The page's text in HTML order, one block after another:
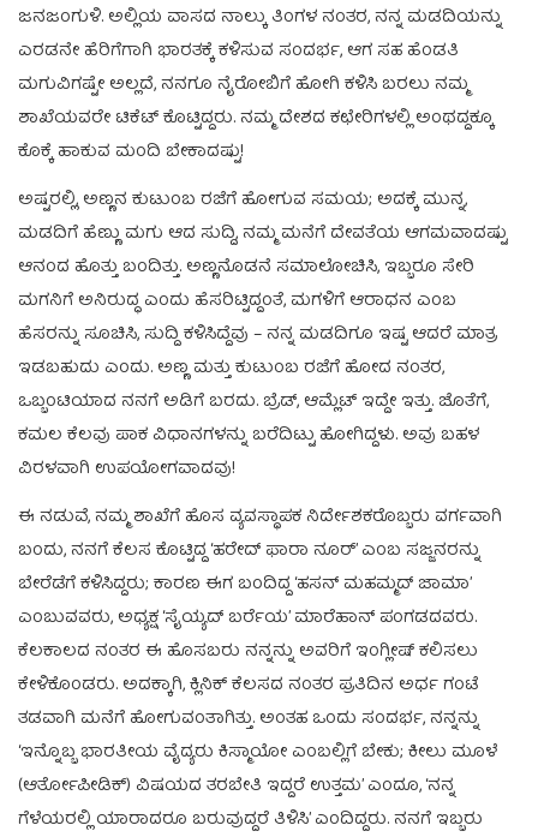
ಜನಜಂಗುಳಿ. ಅಲ್ಲಿಯ ವಾಸದ ನಾಲ್ಕು ತಿಂಗಳ ನಂತರ, ನನ್ನ ಮಡದಿಯನ್ನು
ಎರಡನೇ ಹೆರಿಗೆಗಾಗಿ ಭಾರತಕ್ಕೆ ಕಳಿಸುವ ಸಂದರ್ಭ, ಆಗ ಸಹ ಹೆಂಡತಿ
ಮಗುವಿಗಷ್ಟೇ ಅಲ್ಲದೆ, ನನಗೂ ನೈರೋಬಿಗೆ ಹೋಗಿ ಕಳಿಸಿ ಬರಲು ನಮ್ಮ
ಶಾಖೆಯವರೇ ಟಿಕೆಟ್ ಕೊಟ್ಟಿದ್ದರು. ನಮ್ಮ ದೇಶದ ಕಛೇರಿಗಳಲ್ಲಿ ಅಂಥದ್ದಕ್ಕೂ
ಕೊಕ್ಕೆ ಹಾಕುವ ಮಂದಿ ಬೇಕಾದಷ್ಟು!
ಅಷ್ಟರಲ್ಲಿ, ಅಣ್ಣನ ಕುಟುಂಬ ರಜೆಗೆ ಹೋಗುವ ಸಮಯ; ಅದಕ್ಕೆ ಮುನ್ನ,
ಮಡದಿಗೆ ಹೆಣ್ಣು ಮಗು ಆದ ಸುದ್ದಿ, ನಮ್ಮ ಮನೆಗೆ ದೇವತೆಯ ಆಗಮವಾದಷ್ಟು
ಆನಂದ ಹೊತ್ತು ಬಂದಿತ್ತು. ಅಣ್ಣನೊಡನೆ ಸಮಾಲೋಚಿಸಿ, ಇಬ್ಬರೂ ಸೇರಿ
ಮಗನಿಗೆ ಅನಿರುದ್ಧ ಎಂದು ಹೆಸರಿಟ್ಟಿದ್ದಂತೆ, ಮಗಳಿಗೆ ಆರಾಧನ ಎಂಬ
ಹೆಸರನ್ನು ಸೂಚಿಸಿ, ಸುದ್ದಿ ಕಳಿಸಿದ್ದೆವು – ನನ್ನ ಮಡದಿಗೂ ಇಷ್ಟ ಆದರೆ ಮಾತ್ರ
ಇಡಬಹುದು ಎಂದು. ಅಣ್ಣ ಮತ್ತು ಕುಟುಂಬ ರಜೆಗೆ ಹೋದ ನಂತರ,
ಒಬ್ಬಂಟಿಯಾದ ನನಗೆ ಅಡಿಗೆ ಬರದು. ಬ್ರೆಡ್, ಆಮ್ಲೆಟ್ ಇದ್ದೇ ಇತ್ತು. ಜೊತೆಗೆ,
ಕಮಲ ಕೆಲವು ಪಾಕ ವಿಧಾನಗಳನ್ನು ಬರೆದಿಟ್ಟು ಹೋಗಿದ್ದಳು. ಅವು ಬಹಳ
ವಿರಳವಾಗಿ ಉಪಯೋಗವಾದವು!
ಈ ನಡುವೆ, ನಮ್ಮ ಶಾಖೆಗೆ ಹೊಸ ವ್ಯವಸ್ಥಾಪಕ ನಿರ್ದೇಶಕರೊಬ್ಬರು ವರ್ಗವಾಗಿ
ಬಂದು, ನನಗೆ ಕೆಲಸ ಕೊಟ್ಟಿದ್ದ ‘ಹರೇದ್ ಫಾರಾ ನೂರ್’ ಎಂಬ ಸಜ್ಜನರನ್ನು
ಬೇರೆಡೆಗೆ ಕಳಿಸಿದ್ದರು; ಕಾರಣ ಈಗ ಬಂದಿದ್ದ ‘ಹಸನ್ ಮಹಮ್ಮದ್ ಜಾಮಾ’
ಎಂಬುವವರು, ಅಧ್ಯಕ್ಷ ‘ಸೈಯ್ಯದ್ ಬರ್ರೆಯ’ ಮಾರೆಹಾನ್ ಪಂಗಡದವರು.
ಕೆಲಕಾಲದ ನಂತರ ಈ ಹೊಸಬರು ನನ್ನನ್ನು ಅವರಿಗೆ ಇಂಗ್ಲೀಷ್ ಕಲಿಸಲು
ಕೇಳಿಕೊಂಡರು. ಅದಕ್ಕಾಗಿ, ಕ್ಲಿನಿಕ್ ಕೆಲಸದ ನಂತರ ಪ್ರತಿದಿನ ಅರ್ಧ ಗಂಟೆ
ತಡವಾಗಿ ಮನೆಗೆ ಹೋಗುವಂತಾಗಿತ್ತು. ಅಂತಹ ಒಂದು ಸಂದರ್ಭ, ನನ್ನನ್ನು
‘ಇನ್ನೊಬ್ಬ ಭಾರತೀಯ ವೈದ್ಯರು ಕಿಸ್ಮಾಯೋ ಎಂಬಲ್ಲಿಗೆ ಬೇಕು; ಕೀಲು ಮೂಳೆ
(ಆರ್ತೋಪೀಡಿಕ್) ವಿಷಯದ ತರಬೇತಿ ಇದ್ದರೆ ಉತ್ತಮ’ ಎಂದೂ, ‘ನನ್ನ
ಗೆಳೆಯರಲ್ಲಿ ಯಾರಾದರೂ ಬರುವುದ್ದರೆ ತಿಳಿಸಿ’ ಎಂದಿದ್ದರು. ನನಗೆ ಇಬ್ಬರು